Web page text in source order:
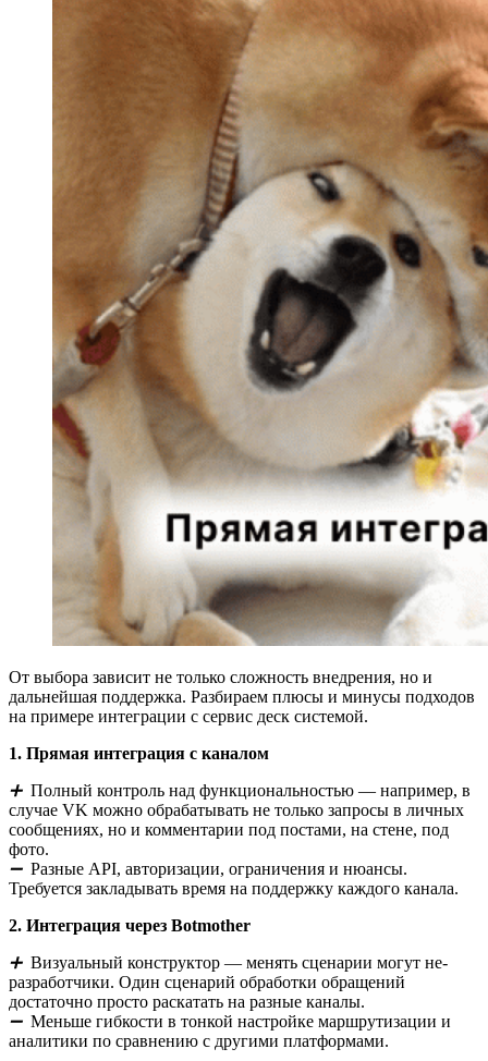
От выбора зависит не только сложность внедрения, но и
дальнейшая поддержка. Разбираем плюсы и минусы подходов
на примере интеграции с сервис деск системой.
1. Прямая интеграция с каналом
➕ Полный контроль над функциональностью — например, в
случае VK можно обрабатывать не только запросы в личных
сообщениях, но и комментарии под постами, на стене, под
фото.
➖ Разные API, авторизации, ограничения и нюансы.
Требуется закладывать время на поддержку каждого канала.
2. Интеграция через Botmother
➕ Визуальный конструктор — менять сценарии могут не-
разработчики. Один сценарий обработки обращений
достаточно просто раскатать на разные каналы.
➖ Меньше гибкости в тонкой настройке маршрутизации и
аналитики по сравнению с другими платформами.